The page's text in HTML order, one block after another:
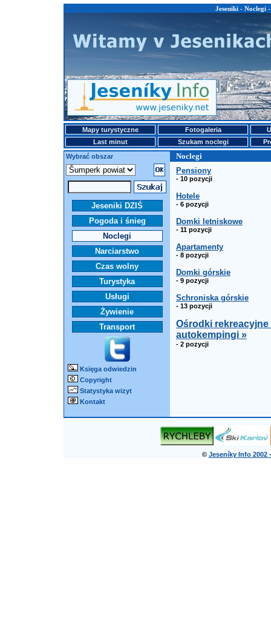
Jeseniki - Noclegi
Mapy turystyczne Fotogaleria
Last minut
Szukam noclegi
Wybrać obszar
Noclegi
Jeseniki DZIŚ
Pogoda i śnieg
Noclegi
Narciarstwo
Czas wolny
Turystyka
Usługi
Żywienie
Transport
Księga odwiedzin
Copyright
Statystyka wizyt
Kontakt
Pensiony
- 10 pozycji
Hotele
- 6 pozycji
Domki letniskowe
- 11 pozycji
Apartamenty
- 8 pozycji
Domki górskie
- 9 pozycji
Schroniska górskie
- 13 pozycji
Ośrodki rekreacyjne
autokempingi »
- 2 pozycji
© Jeseníky Info 2002